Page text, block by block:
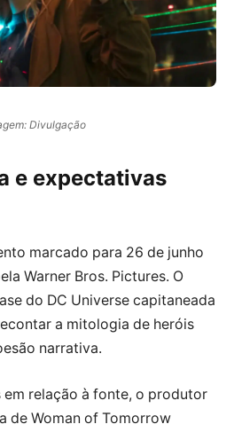
Divulgação
e expectativas
marcado para 26 de junho
Warner Bros. Pictures. O
do DC Universe capitaneada
a mitologia de heróis
narrativa.
em relação à fonte, o produtor
de Woman of Tomorrow